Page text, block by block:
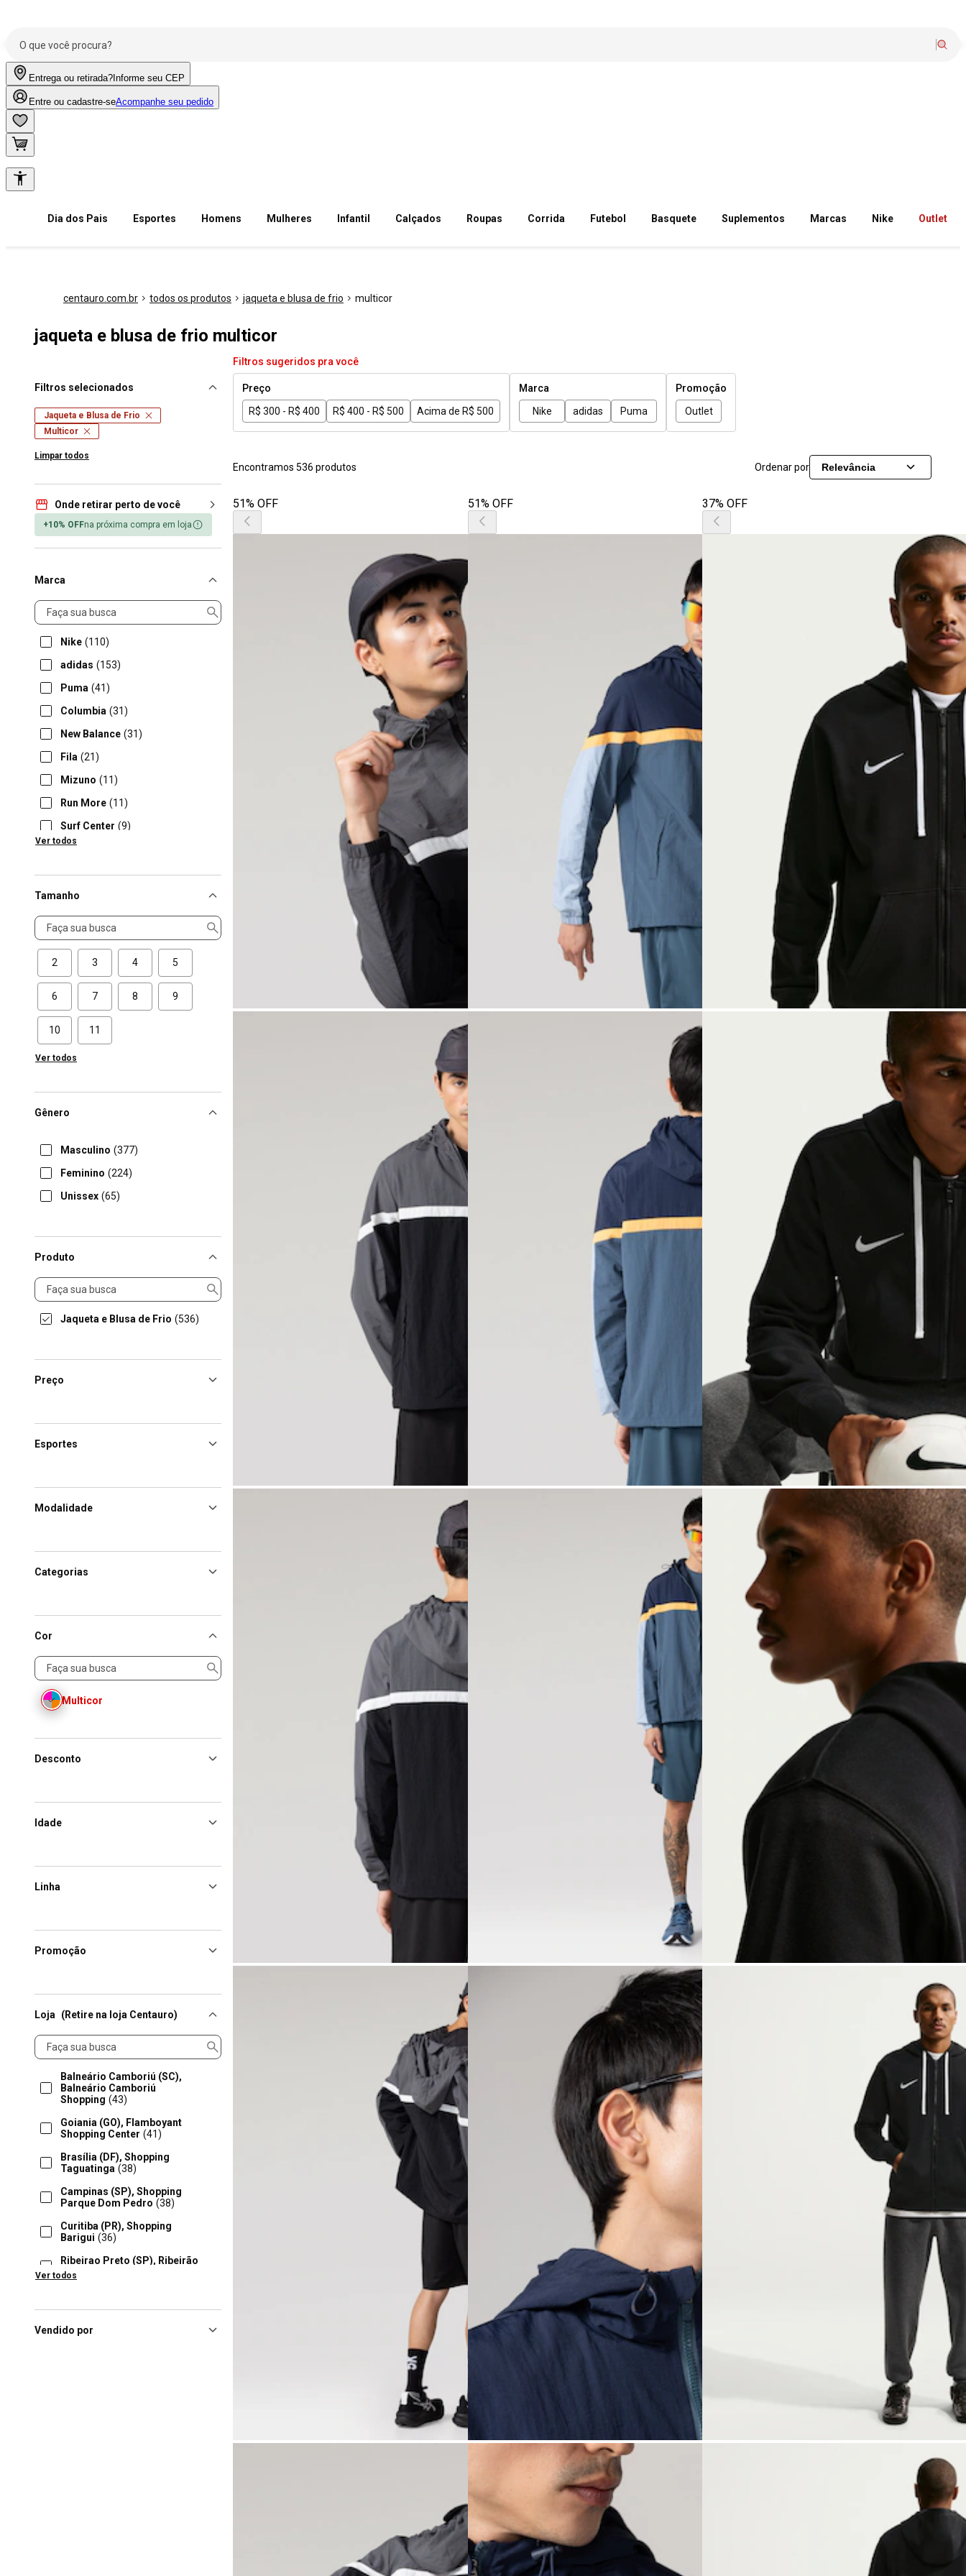
Entrega ou retirada? Informe seu CEP
Entre ou cadastre-seAcompanhe seu pedido
Dia dos Pais Esportes Homens Mulheres Infantil Calçados Roupas Corrida Futebol Basquete Suplementos Marcas Nike Outlet
centauro.com.br todos os produtos jaqueta e blusa de frio multicor
jaqueta e blusa de frio multicor
Filtros selecionados
Jaqueta e Blusa de Frio
Multicor
Limpar todos
Onde retirar perto de você
+10% OFFna próxima compra em loja
Marca
Marca
Nike (110)
adidas (153)
Puma (41)
Columbia (31)
New Balance (31)
Fila (21)
Mizuno (11)
Run More (11)
Surf Center (9)
Asics
Ver todos
Tamanho
Tamanho
2 3 4 5
6 7 8 9
10 11
Ver todos
Gênero
Masculino (377)
Feminino (224)
Unissex (65)
Produto
Produto
Jaqueta e Blusa de Frio (536)
Preço
Esportes
Modalidade
Categorias
Cor
Cor
Multicor
Desconto
Idade
Linha
Promoção
Loja (Retire na loja Centauro)
Loja
Balneário Camboriú (SC),
Balneário Camboriú
Shopping (43)
Goiania (GO), Flamboyant
Shopping Center (41)
Brasília (DF), Shopping
Taguatinga (38)
Campinas (SP), Shopping
Parque Dom Pedro (38)
Curitiba (PR), Shopping
Barigui (36)
Ribeirao Preto (SP), Ribeirão
Preto Shopping
São Paulo (SP), Shopping
Ver todos
Vendido por
Filtros sugeridos pra você
Preço
R$ 300 - R$ 400
R$ 400 - R$ 500 Acima de R$ 500
Marca
Nike
adidas Puma
Promoção
Outlet
Encontramos 536 produtos Ordenar por Relevância
51% OFF 51% OFF 37% OFF